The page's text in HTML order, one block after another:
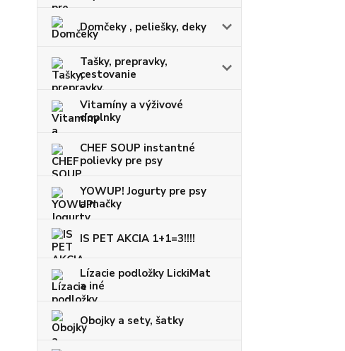
Domčeky , peliešky, deky
Tašky, prepravky,
cestovanie
Vitamíny a výživové
doplnky
CHEF SOUP instantné
polievky pre psy
YOWUP! Jogurty pre psy
a mačky
IS PET AKCIA 1+1=3!!!!
Lízacie podložky LickiMat
a iné
Obojky a sety, šatky